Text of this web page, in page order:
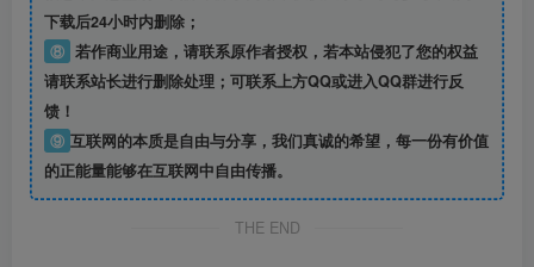
下载后24小时内删除；
⑧ 若作商业用途，请联系原作者授权，若本站侵犯了您的权益
请联系站长进行删除处理；可联系上方QQ或进入QQ群进行反
馈！
⑨ 互联网的本质是自由与分享，我们真诚的希望，每一份有价值
的正能量能够在互联网中自由传播。
THE END